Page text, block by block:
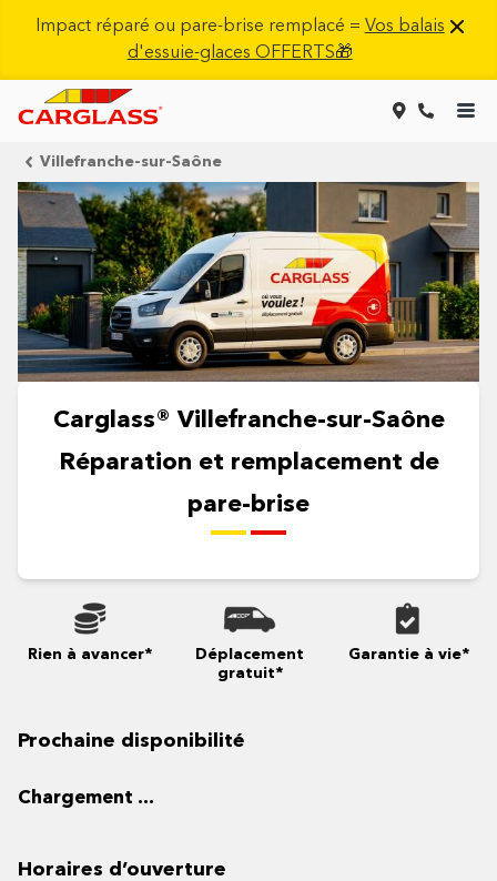
Impact réparé ou pare-brise remplacé = Vos balais
d'essuie-glaces OFFERTS🎁
Villefranche-sur-Saône
Carglass® Villefranche-sur-Saône
Réparation et remplacement de
pare-brise
Rien à avancer*
Déplacement
gratuit*
Garantie à vie*
Prochaine disponibilité
Chargement ...
Horaires d’ouverture